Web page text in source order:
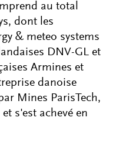
au total
dont les
& meteo systems
DNV-GL et
Armines et
danoise
Mines ParisTech,
s'est achevé en